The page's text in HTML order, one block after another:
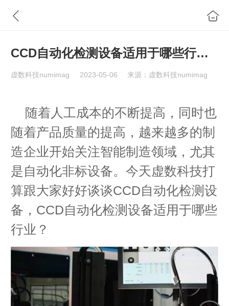
CCD自动化检测设备适用于哪些行业？
虚数科技numimag 2023-05-06 来源：虚数科技numimag
随着人工成本的不断提高，同时也
随着产品质量的提高，越来越多的制
造企业开始关注智能制造领域，尤其
是自动化非标设备。今天虚数科技打
算跟大家好好谈谈CCD自动化检测设
备，CCD自动化检测设备适用于哪些
行业？